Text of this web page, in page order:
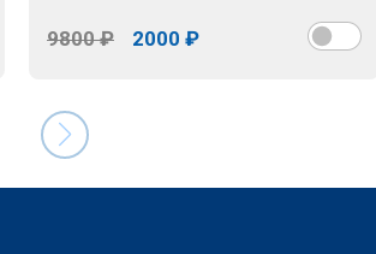
9800 ₽ 2000 ₽